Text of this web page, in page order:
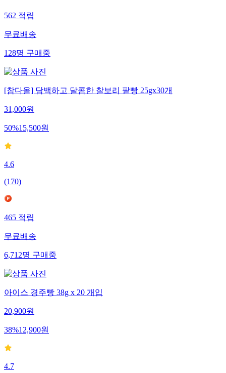
562적립
무료배송
128명구매중
[참다올] 담백하고 달콤한 찰보리 팥빵 25gx30개
31,000원
50%15,500원
4.6
(170)
465적립
무료배송
6,712명구매중
아이스 경주빵 38g x 20 개입
20,900원
38%12,900원
4.7